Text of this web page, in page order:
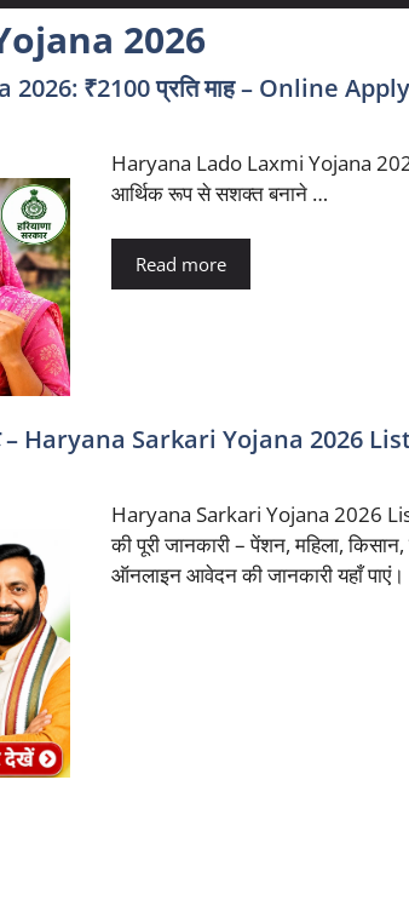
2026
₹2100 प्रति माह – Online
Haryana Lado Laxmi Yojana
आर्थिक रूप से सशक्त बनाने …
Read more
– Haryana Sarkari Yojana 2026
Haryana Sarkari Yojana 2026
की पूरी जानकारी – पेंशन, महिला,
ऑनलाइन आवेदन की जानकारी यहाँ पाएं।